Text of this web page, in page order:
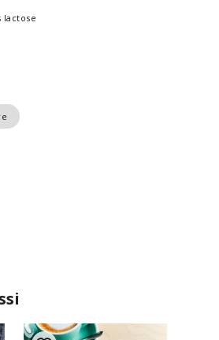
lactose